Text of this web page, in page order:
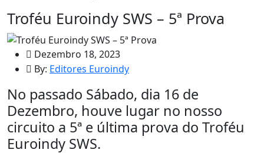
Troféu Euroindy SWS – 5ª Prova
Dezembro 18, 2023
By: Editores Euroindy
No passado Sábado, dia 16 de
Dezembro, houve lugar no nosso
circuito a 5ª e última prova do Troféu
Euroindy SWS.